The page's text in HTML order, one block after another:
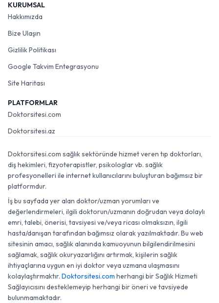
KURUMSAL
Hakkımızda
Bize Ulaşın
Gizlilik Politikası
Google Takvim Entegrasyonu
Site Haritası
PLATFORMLAR
Doktorsitesi.com
Doktorsitesi.az
Doktorsitesi.com sağlık sektöründe hizmet veren tıp doktorları,
diş hekimleri, fizyoterapistler, psikologlar vb. sağlık
profesyonelleri ile internet kullanıcılarını buluşturan bağımsız bir
platformdur.
İş bu sayfada yer alan doktor/uzman yorumları ve
değerlendirmeleri, ilgili doktorun/uzmanın doğrudan veya dolaylı
emri, talebi, önerisi, tavsiyesi ve/veya ricası olmaksızın, ilgili
hasta/danışan tarafından bağımsız olarak yazılmaktadır. Bu web
sitesinin amacı, sağlık alanında kamuoyunun bilgilendirilmesini
sağlamak, sağlık okuryazarlığını artırmak, kişilerin sağlık
ihtiyaçlarına uygun en iyi doktor veya uzmana ulaşmasını
kolaylaştırmaktır. Doktorsitesi.com herhangi bir Sağlık Hizmeti
Sağlayıcısını desteklemeyip herhangi bir öneri ve tavsiyede
bulunmamaktadır.